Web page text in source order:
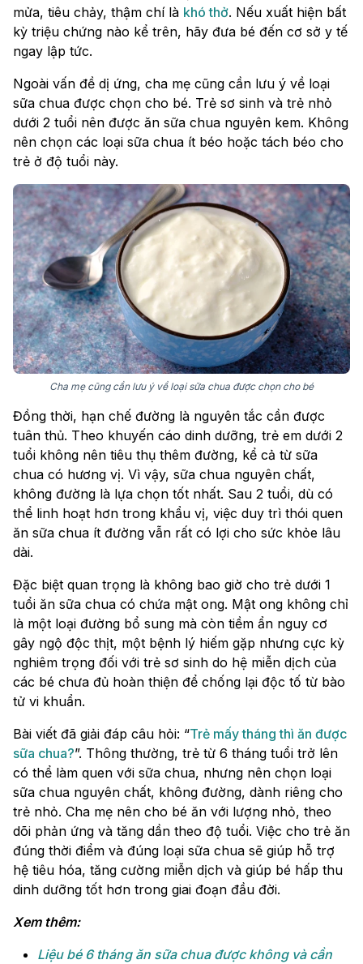
mửa, tiêu chảy, thậm chí là khó thở. Nếu xuất hiện bất
kỳ triệu chứng nào kể trên, hãy đưa bé đến cơ sở y tế
ngay lập tức.
Ngoài vấn đề dị ứng, cha mẹ cũng cần lưu ý về loại
sữa chua được chọn cho bé. Trẻ sơ sinh và trẻ nhỏ
dưới 2 tuổi nên được ăn sữa chua nguyên kem. Không
nên chọn các loại sữa chua ít béo hoặc tách béo cho
trẻ ở độ tuổi này.
Cha mẹ cũng cần lưu ý về loại sữa chua được chọn cho bé
Đồng thời, hạn chế đường là nguyên tắc cần được
tuân thủ. Theo khuyến cáo dinh dưỡng, trẻ em dưới 2
tuổi không nên tiêu thụ thêm đường, kể cả từ sữa
chua có hương vị. Vì vậy, sữa chua nguyên chất,
không đường là lựa chọn tốt nhất. Sau 2 tuổi, dù có
thể linh hoạt hơn trong khẩu vị, việc duy trì thói quen
ăn sữa chua ít đường vẫn rất có lợi cho sức khỏe lâu
dài.
Đặc biệt quan trọng là không bao giờ cho trẻ dưới 1
tuổi ăn sữa chua có chứa mật ong. Mật ong không chỉ
là một loại đường bổ sung mà còn tiềm ẩn nguy cơ
gây ngộ độc thịt, một bệnh lý hiếm gặp nhưng cực kỳ
nghiêm trọng đối với trẻ sơ sinh do hệ miễn dịch của
các bé chưa đủ hoàn thiện để chống lại độc tố từ bào
tử vi khuẩn.
Bài viết đã giải đáp câu hỏi: “Trẻ mấy tháng thì ăn được
sữa chua?”. Thông thường, trẻ từ 6 tháng tuổi trở lên
có thể làm quen với sữa chua, nhưng nên chọn loại
sữa chua nguyên chất, không đường, dành riêng cho
trẻ nhỏ. Cha mẹ nên cho bé ăn với lượng nhỏ, theo
dõi phản ứng và tăng dần theo độ tuổi. Việc cho trẻ ăn
đúng thời điểm và đúng loại sữa chua sẽ giúp hỗ trợ
hệ tiêu hóa, tăng cường miễn dịch và giúp bé hấp thu
dinh dưỡng tốt hơn trong giai đoạn đầu đời.
Xem thêm:
Liệu bé 6 tháng ăn sữa chua được không và cần